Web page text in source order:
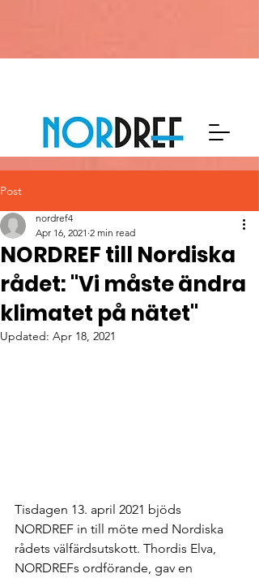
Post
NORDREF till Nordiska
rådet: "Vi måste ändra
klimatet på nätet"
nordref4
Apr 16, 2021 2 min read
Updated: Apr 18, 2021
Tisdagen 13. april 2021 bjöds
NORDREF in till möte med Nordiska
rådets välfärdsutskott. Thordis Elva,
NORDREFs ordförande, gav en